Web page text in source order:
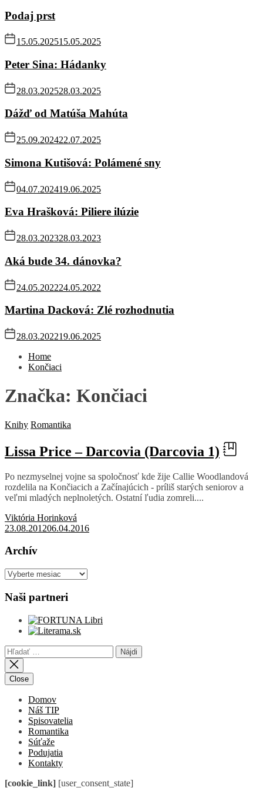
Podaj prst
15.05.202515.05.2025
Peter Sina: Hádanky
28.03.202528.03.2025
Dážď od Matúša Mahúta
25.09.202422.07.2025
Simona Kutišová: Polámené sny
04.07.202419.06.2025
Eva Hrašková: Piliere ilúzie
28.03.202328.03.2023
Aká bude 34. dánovka?
24.05.202224.05.2022
Martina Dacková: Zlé rozhodnutia
28.03.202219.06.2025
Home
Končiaci
Značka: Končiaci
Knihy Romantika
Lissa Price – Darcovia (Darcovia 1)
Po nezmyselnej vojne sa spoločnosť kde žije Callie Woodlandová
rozdelila na Končiacich a Začínajúcich - príliš starých seniorov a
veľmi mladých neplnoletých. Ostatní ľudia zomreli....
Viktória Horinková
23.08.201206.04.2016
Archív
Archív
Naši partneri
Hľadať:
Close
Domov
Náš TIP
Spisovatelia
Romantika
Súťaže
Podujatia
Kontakty
[cookie_link] [user_consent_state]